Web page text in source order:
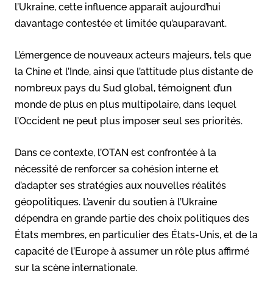
l’Ukraine, cette influence apparaît aujourd’hui
davantage contestée et limitée qu’auparavant.
L’émergence de nouveaux acteurs majeurs, tels que
la Chine et l’Inde, ainsi que l’attitude plus distante de
nombreux pays du Sud global, témoignent d’un
monde de plus en plus multipolaire, dans lequel
l’Occident ne peut plus imposer seul ses priorités.
Dans ce contexte, l’OTAN est confrontée à la
nécessité de renforcer sa cohésion interne et
d’adapter ses stratégies aux nouvelles réalités
géopolitiques. L’avenir du soutien à l’Ukraine
dépendra en grande partie des choix politiques des
États membres, en particulier des États-Unis, et de la
capacité de l’Europe à assumer un rôle plus affirmé
sur la scène internationale.